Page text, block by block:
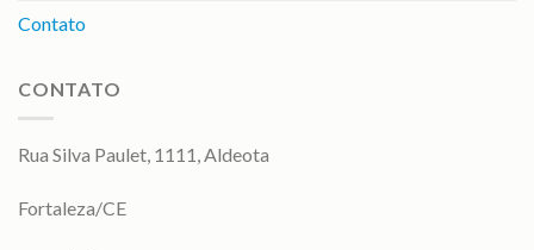
Contato
CONTATO
Rua Silva Paulet, 1111, Aldeota
Fortaleza/CE